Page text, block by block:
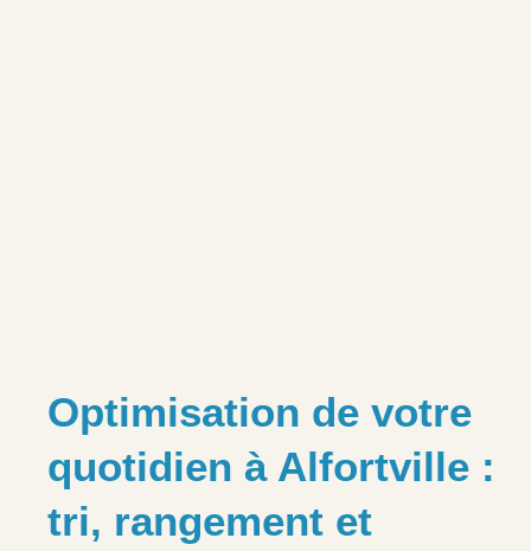
Optimisation de votre
quotidien à Alfortville :
tri, rangement et